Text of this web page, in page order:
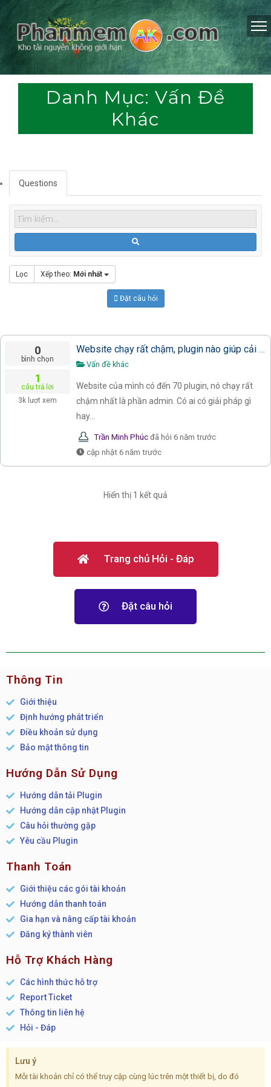
Danh Mục: Vấn Đề
Khác
Questions
Lọc Xếp theo: Mới nhất
Đặt câu hỏi
0
bình chọn
1
câu trả lời
3k lượt xem
Website chạy rất chậm, plugin nào giúp cải thiện tốc độ tốt nhất
Vấn đề khác
Website của mình có đến 70 plugin, nó chạy rất
chậm nhất là phần admin. Có ai có giải pháp gì
hay...
Trần Minh Phúc đã hỏi 6 năm trước
cập nhật 6 năm trước
Hiển thị 1 kết quả
Trang chủ Hỏi - Đáp
Đặt câu hỏi
Thông Tin
Giới thiệu
Định hướng phát triển
Điều khoản sử dụng
Bảo mật thông tin
Hướng Dẫn Sử Dụng
Hướng dẫn tải Plugin
Hướng dẫn cập nhật Plugin
Câu hỏi thường gặp
Yêu cầu Plugin
Thanh Toán
Giới thiệu các gói tài khoản
Hướng dẫn thanh toán
Gia hạn và nâng cấp tài khoản
Đăng ký thành viên
Hỗ Trợ Khách Hàng
Các hình thức hỗ trợ
Report Ticket
Thông tin liên hệ
Hỏi - Đáp
Lưu ý
Mỗi tài khoản chỉ có thể truy cập cùng lúc trên một thiết bị, do đó